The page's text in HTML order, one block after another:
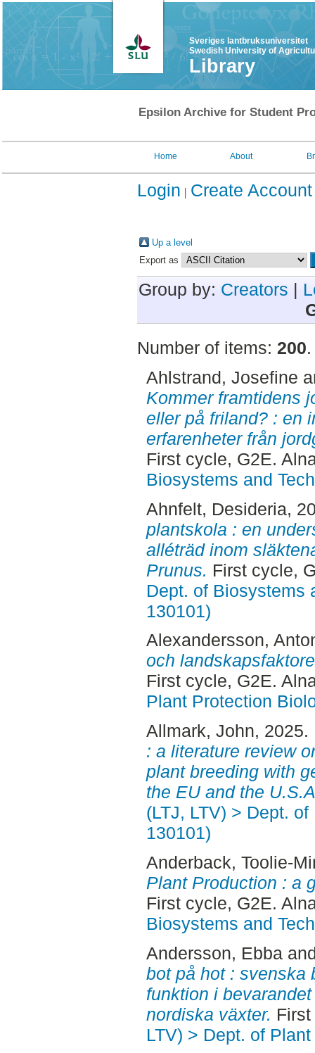
Sveriges lantbruksuniversitet
Swedish University of
Library
Epsilon Archive for Student
Home About
Login Create Account
Up a level
Export as
Group by: Creators |
Number of items: 200.
Ahlstrand, Josefine
Kommer framtidens
eller på friland? : en
erfarenheter från
First cycle, G2E.
Biosystems and
Ahnfelt, Desideria,
plantskola : en
alléträd inom
Prunus. First cycle,
Dept. of Biosystems
130101)
Alexandersson,
och
First cycle, G2E.
Plant Protection
Allmark, John, 2025.
: a literature review
plant breeding with
the EU and the
(LTJ, LTV) > Dept.
130101)
Anderback, Toolie-
Plant Production : a
First cycle, G2E.
Biosystems and
Andersson, Ebba
bot på hot : svenska
funktion i
nordiska växter.
LTV) > Dept. of